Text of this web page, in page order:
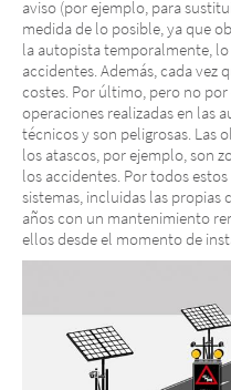
aviso (por ejemplo, para
medida de lo posible, ya que
la autopista temporalmente,
accidentes. Además, cada vez
costes. Por último, pero no
operaciones realizadas en las
técnicos y son peligrosas. Las
los atascos, por ejemplo, son
los accidentes. Por todos
sistemas, incluidas las
años con un mantenimiento
ellos desde el momento de